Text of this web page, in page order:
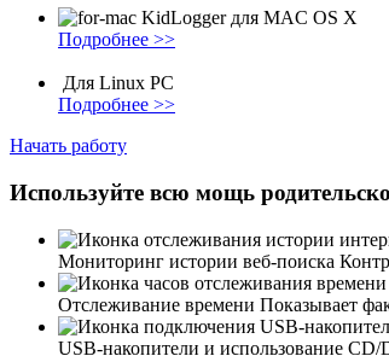
KidLogger для MAC OS X
Подробнее >>
Для Linux PC
Подробнее >>
Начать работу
Используйте всю мощь
Мониторинг истории веб-поиска
Отслеживание времени Показывает
USB-накопители и использование CD/